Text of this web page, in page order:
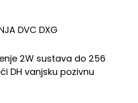
DVC DXG
2W sustava do 256
DH vanjsku pozivnu